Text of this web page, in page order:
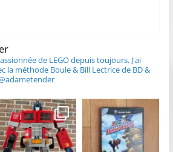
de LEGO depuis toujours.J'ai
la méthode Boule & Bill Lectrice de BD &